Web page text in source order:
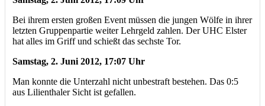
Bei ihrem ersten großen Event müssen die jungen Wölfe in ihrer
letzten Gruppenpartie weiter Lehrgeld zahlen. Der UHC Elster
hat alles im Griff und schießt das sechste Tor.
Samstag, 2. Juni 2012, 17:07 Uhr
Man konnte die Unterzahl nicht unbestraft bestehen. Das 0:5
aus Lilienthaler Sicht ist gefallen.